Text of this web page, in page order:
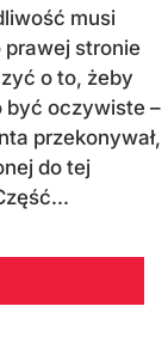
musi
stronie
o to, żeby
być oczywiste –
przekonywał,
do tej